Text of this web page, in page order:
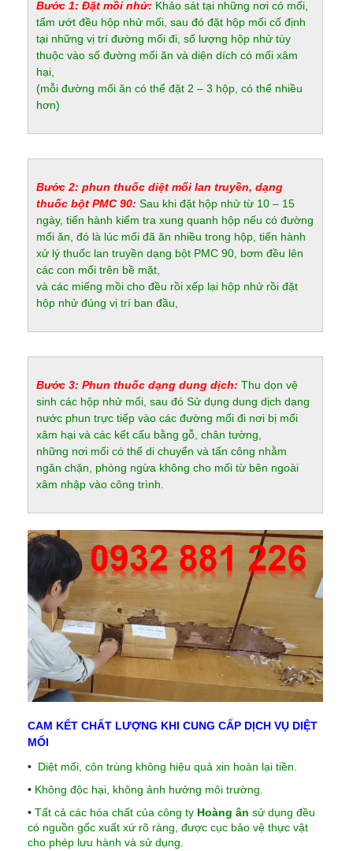
Bước 1: Đặt mồi nhử: Khảo sát tại những nơi có mối,
tẩm ướt đều hộp nhử mối, sau đó đặt hộp mối cố định
tại những vị trí đường mối đi, số lượng hộp nhử tùy
thuộc vào số đường mối ăn và diện dích có mối xâm
hại,
(mỗi đường mối ăn có thể đặt 2 – 3 hộp, có thể nhiều
hơn)
Bước 2: phun thuốc diệt mối lan truyền, dạng
thuốc bột PMC 90: Sau khi đặt hộp nhử từ 10 – 15
ngày, tiến hành kiểm tra xung quanh hộp nếu có đường
mối ăn, đó là lúc mối đã ăn nhiều trong hộp, tiến hành
xử lý thuốc lan truyền dạng bột PMC 90, bơm đều lên
các con mối trên bề mặt,
và các miếng mồi cho đều rồi xếp lại hộp nhử rồi đặt
hộp nhử đúng vị trí ban đầu,
Bước 3: Phun thuốc dạng dung dịch: Thu dọn vệ
sinh các hộp nhử mối, sau đó Sử dụng dung dịch dạng
nước phun trực tiếp vào các đường mối đi nơi bị mối
xâm hại và các kết cấu bằng gỗ, chân tường,
những nơi mối có thể di chuyển và tấn công nhằm
ngăn chặn, phòng ngừa không cho mối từ bên ngoài
xâm nhập vào công trình.
CAM KẾT CHẤT LƯỢNG KHI CUNG CẤP DỊCH VỤ DIỆT
MỐI
• Diệt mối, côn trùng không hiệu quả xin hoàn lại tiền.
• Không độc hại, không ảnh hưởng môi trường.
• Tất cả các hóa chất của công ty Hoàng ân sử dụng đều
có nguồn gốc xuất xứ rõ ràng, được cục bảo vệ thực vật
cho phép lưu hành và sử dụng.